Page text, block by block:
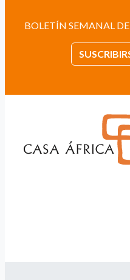
BOLETÍN SEMANAL